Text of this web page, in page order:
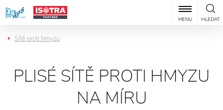
HLEDAT
MENU
Sítě proti hmyzu
PLISÉ SÍTĚ PROTI HMYZU
NA MÍRU